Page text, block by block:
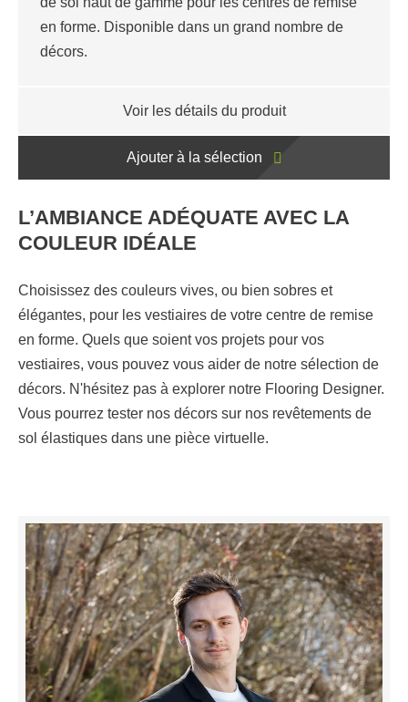
en forme. Disponible dans un grand nombre de
décors.
Voir les détails du produit
Ajouter à la sélection
L’AMBIANCE ADÉQUATE AVEC LA
COULEUR IDÉALE
Choisissez des couleurs vives, ou bien sobres et
élégantes, pour les vestiaires de votre centre de remise
en forme. Quels que soient vos projets pour vos
vestiaires, vous pouvez vous aider de notre sélection de
décors. N'hésitez pas à explorer notre Flooring Designer.
Vous pourrez tester nos décors sur nos revêtements de
sol élastiques dans une pièce virtuelle.